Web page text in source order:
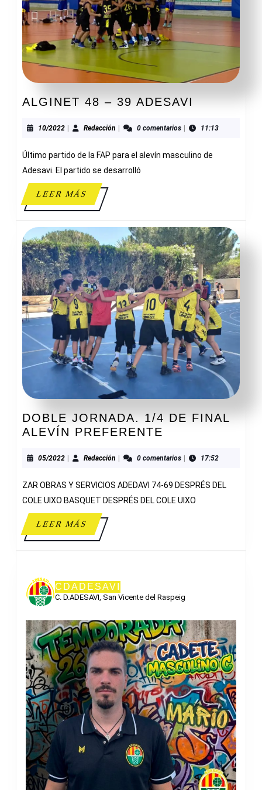
ALGINET 48 – 39 ADESAVI
–
ADESAVI
10/202210/2022Redacción Redacción0 comentarios 11:13
Último partido de la FAP para el alevín masculino de
Adesavi. El partido se desarrolló
LEER MÁSLEER
MÁS
DOBLE JORNADA. 1/4 DE FINAL
ALEVÍN PREFERENTE
1/4
FINAL
ALEVÍN
05/202205/2022Redacción Redacción0 comentarios 17:52
ZAR OBRAS Y SERVICIOS ADEDAVI 74-69 DESPRÉS DEL
COLE UIXO BASQUET DESPRÉS DEL COLE UIXO
LEER MÁSLEER
MÁS
CDADESAVI
C. D.ADESAVI, San Vicente del Raspeig